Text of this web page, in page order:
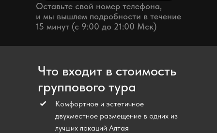
Что входит в стоимость
группового тура
Комфортное и эстетичное
двухместное размещение в одних из
лучших локаций Алтая
Оставьте свой номер телефона,
и мы вышлем подробности в течение
15 минут (с 9:00 до 21:00 Мск)